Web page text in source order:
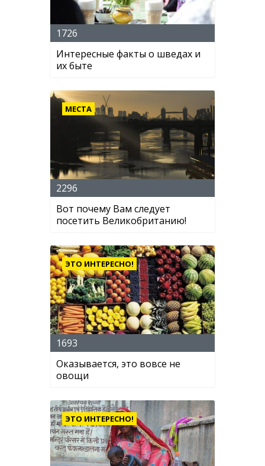
1726
Интересные факты о шведах и
их быте
МЕСТА
2296
Вот почему Вам следует
посетить Великобританию!
ЭТО ИНТЕРЕСНО!
1693
Оказывается, это вовсе не
овощи
ЭТО ИНТЕРЕСНО!